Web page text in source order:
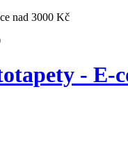
nad 3000 Kč
- E-